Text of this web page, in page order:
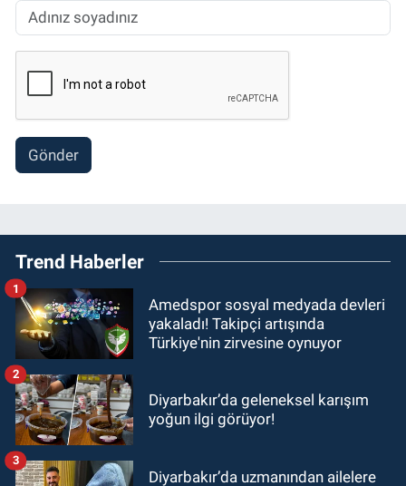
Gönder
Trend Haberler
Amedspor sosyal medyada devleri
yakaladı! Takipçi artışında
Türkiye'nin zirvesine oynuyor
1
Diyarbakır’da geleneksel karışım
yoğun ilgi görüyor!
2
Diyarbakır’da uzmanından ailelere
3